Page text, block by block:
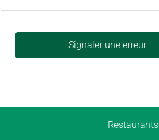
Signaler une erreur
Restaurants